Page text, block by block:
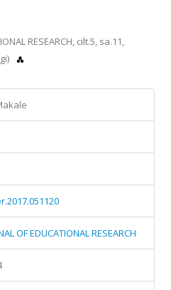
RESEARCH, cilt.5, sa.11,
OF EDUCATIONAL RESEARCH